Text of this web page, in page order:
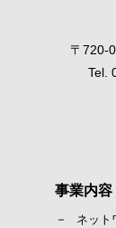
〒720-
Tel.
事業内容
ネット